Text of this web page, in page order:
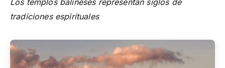
Los templos balineses representan siglos de
tradiciones espirituales